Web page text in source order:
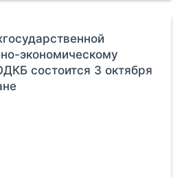
экономическому
состоится 3 октября